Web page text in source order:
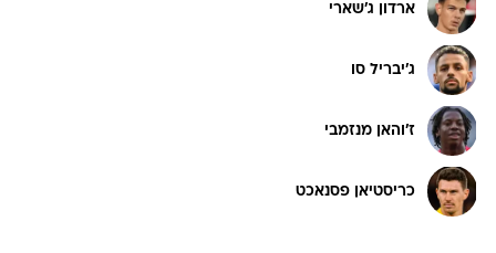
ארדון ג'שארי
ג'יבריל סו
ז'והאן מנזמבי
כריסטיאן פסנאכט